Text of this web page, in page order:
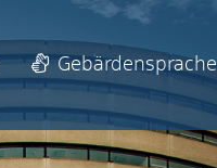
Gebärdensprache